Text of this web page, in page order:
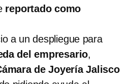
reportado como
a un despliegue para
del empresario,
de Joyería Jalisco